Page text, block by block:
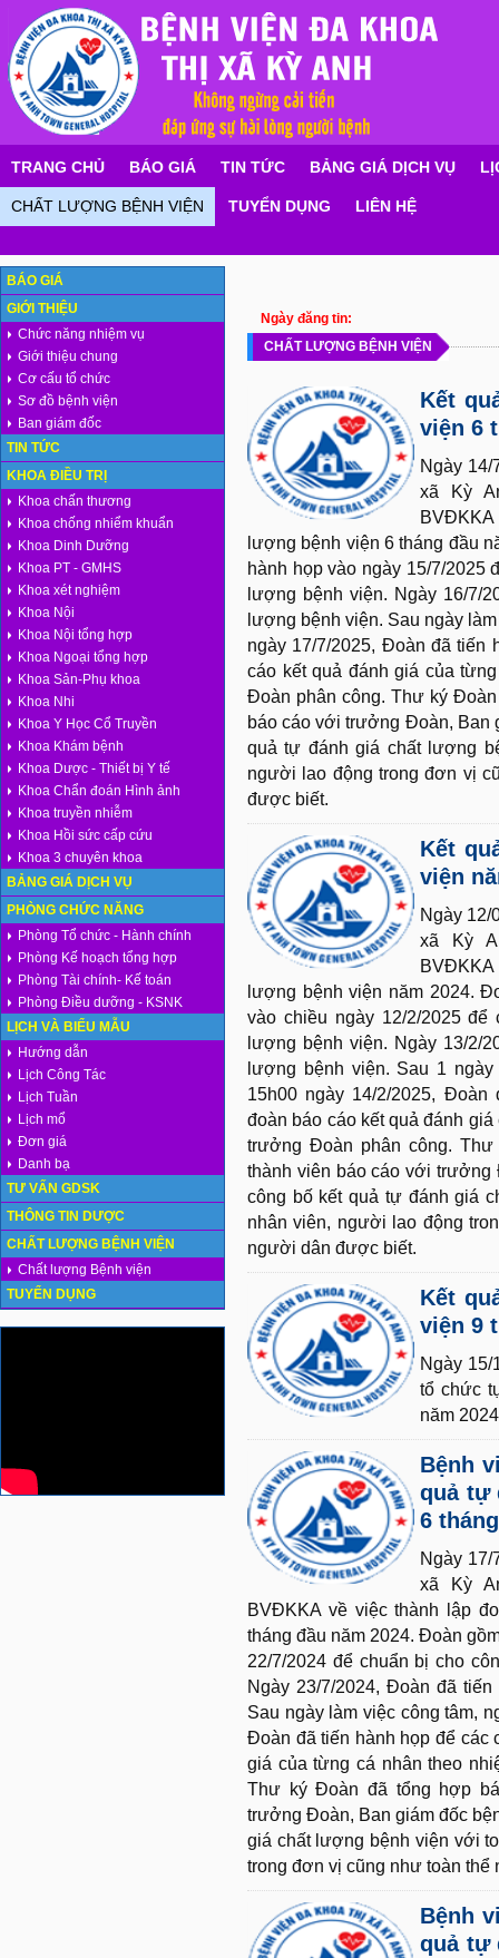
TRANG CHỦ BÁO GIÁ TIN TỨC BẢNG GIÁ DỊCH VỤ
CHẤT LƯỢNG BỆNH VIỆN TUYỂN DỤNG LIÊN HỆ
BÁO GIÁ
GIỚI THIỆU
Chức năng nhiệm vụ
Giới thiệu chung
Cơ cấu tổ chức
Sơ đồ bệnh viện
Ban giám đốc
TIN TỨC
KHOA ĐIỀU TRỊ
Khoa chấn thương
Khoa chống nhiểm khuẩn
Khoa Dinh Dưỡng
Khoa PT - GMHS
Khoa xét nghiệm
Khoa Nội
Khoa Nội tổng hợp
Khoa Ngoại tổng hợp
Khoa Sản-Phụ khoa
Khoa Nhi
Khoa Y Học Cổ Truyền
Khoa Khám bệnh
Khoa Dược - Thiết bị Y tế
Khoa Chẩn đoán Hình ảnh
Khoa truyền nhiễm
Khoa Hồi sức cấp cứu
Khoa 3 chuyên khoa
BẢNG GIÁ DỊCH VỤ
PHÒNG CHỨC NĂNG
Phòng Tổ chức - Hành chính
Phòng Kế hoạch tổng hợp
Phòng Tài chính- Kế toán
Phòng Điều dưỡng - KSNK
LỊCH VÀ BIỂU MẪU
Hướng dẫn
Lịch Công Tác
Lịch Tuần
Lịch mổ
Đơn giá
Danh bạ
TƯ VẤN GDSK
THÔNG TIN DƯỢC
CHẤT LƯỢNG BỆNH VIỆN
Chất lượng Bệnh viện
TUYỂN DỤNG
Ngày đăng tin:
CHẤT LƯỢNG BỆNH VIỆN
Kết
viện 6
Ngày
xã Kỳ
lượng bệnh viện 6 tháng đầu
hành họp vào ngày 15/7/2025
lượng bệnh viện. Ngày 16/7/
lượng bệnh viện. Sau ngày
ngày 17/7/2025, Đoàn đã tiến
cáo kết quả đánh giá của
Đoàn phân công. Thư ký
báo cáo với trưởng Đoàn, Ban
quả tự đánh giá chất lượng
người lao động trong đơn vị
được biết.
Kết
viện
Ngày 12/
xã Kỳ
lượng bệnh viện năm 2024.
vào chiều ngày 12/2/2025
lượng bệnh viện. Ngày 13/2/
lượng bệnh viện. Sau 1
15h00 ngày 14/2/2025,
đoàn báo cáo kết quả đánh
trưởng Đoàn phân công.
thành viên báo cáo với trưởng
công bố kết quả tự đánh giá
nhân viên, người lao động
người dân được biết.
Kết
viện 9
Ngày 15/
tổ chức
năm
Bệnh
quả tự
6
Ngày
xã Kỳ
BVĐKKA về việc thành lập
tháng đầu năm 2024. Đoàn
22/7/2024 để chuẩn bị cho
Ngày 23/7/2024, Đoàn đã
Sau ngày làm việc công tâm,
Đoàn đã tiến hành họp để các
giá của từng cá nhân theo
Thư ký Đoàn đã tổng hợp
trưởng Đoàn, Ban giám đốc
giá chất lượng bệnh viện với
trong đơn vị cũng như toàn
Bệnh
quả tự